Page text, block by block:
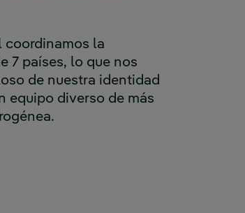
coordinamos la
7 países, lo que nos
de nuestra identidad
equipo diverso de más